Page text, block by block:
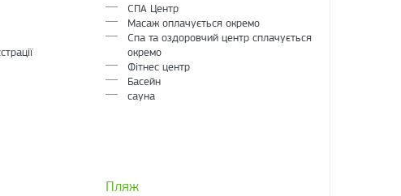
СПА Центр
Масаж оплачується окремо
Спа та оздоровчий центр сплачується
окремо
Фітнес центр
Басейн
сауна
Пляж